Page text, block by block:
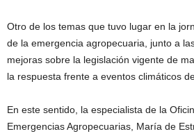
Otro de los temas que tuvo lugar en la
de la emergencia agropecuaria, junto a
mejoras sobre la legislación vigente de
la respuesta frente a eventos climáticos
En este sentido, la especialista de la
Emergencias Agropecuarias, María de